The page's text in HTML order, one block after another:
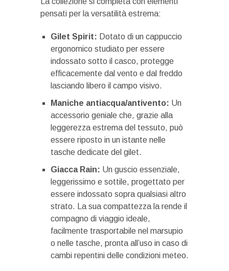
pensati per la versatilità estrema:
Gilet Spirit: Dotato di un cappuccio
ergonomico studiato per essere
indossato sotto il casco, protegge
efficacemente dal vento e dal freddo
lasciando libero il campo visivo.
Maniche antiacqua/antivento: Un
accessorio geniale che, grazie alla
leggerezza estrema del tessuto, può
essere riposto in un istante nelle
tasche dedicate del gilet.
Giacca Rain: Un guscio essenziale,
leggerissimo e sottile, progettato per
essere indossato sopra qualsiasi altro
strato. La sua compattezza la rende il
compagno di viaggio ideale,
facilmente trasportabile nel marsupio
o nelle tasche, pronta all’uso in caso di
cambi repentini delle condizioni meteo.